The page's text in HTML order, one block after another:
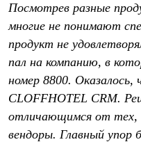
Посмотрев разные
многие не понимают
продукт не
пал на компанию, в
номер 8800.
CLOFFHOTEL CRM.
отличающимся от тех,
вендоры. Главный упор